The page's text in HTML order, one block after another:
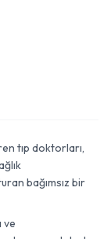
tıp doktorları,
bağımsız bir
ve